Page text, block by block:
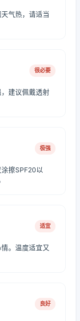
气热，请适当
很必要
建议佩戴透射
极强
擦SPF20以
适宜
。温度适宜又
良好